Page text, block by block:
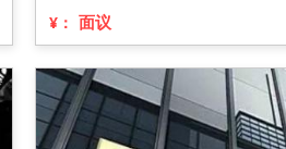
¥： 面议